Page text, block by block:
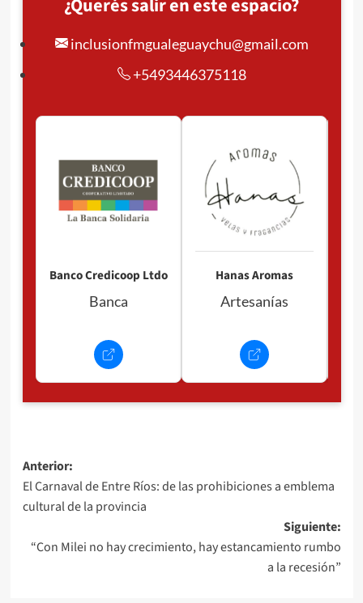
¿Querés salir en este espacio?
inclusionfmgualeguaychu@gmail.com
+5493446375118
Banco Credicoop Ltdo
Banca
Hanas Aromas
Artesanías
Navegación
de
entradas
Anterior:
El Carnaval de Entre Ríos: de las prohibiciones a emblema
cultural de la provincia
Siguiente:
“Con Milei no hay crecimiento, hay estancamiento rumbo
a la recesión”